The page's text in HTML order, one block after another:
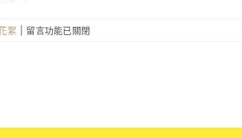
絮
在
留言功能已關閉